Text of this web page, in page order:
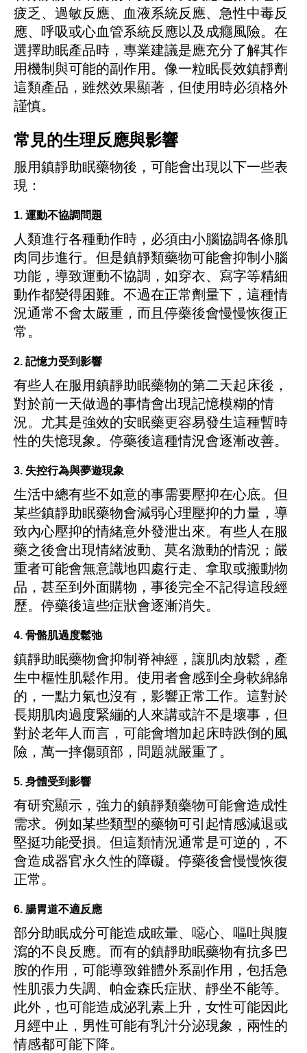
疲乏、過敏反應、血液系統反應、急性中毒反
應、呼吸或心血管系統反應以及成癮風險。在
選擇助眠產品時，專業建議是應充分了解其作
用機制與可能的副作用。像一粒眠長效鎮靜劑
這類產品，雖然效果顯著，但使用時必須格外
謹慎。
常見的生理反應與影響
服用鎮靜助眠藥物後，可能會出現以下一些表
現：
1. 運動不協調問題
人類進行各種動作時，必須由小腦協調各條肌
肉同步進行。但是鎮靜類藥物可能會抑制小腦
功能，導致運動不協調，如穿衣、寫字等精細
動作都變得困難。不過在正常劑量下，這種情
況通常不會太嚴重，而且停藥後會慢慢恢復正
常。
2. 記憶力受到影響
有些人在服用鎮靜助眠藥物的第二天起床後，
對於前一天做過的事情會出現記憶模糊的情
況。尤其是強效的安眠藥更容易發生這種暫時
性的失憶現象。停藥後這種情況會逐漸改善。
3. 失控行為與夢遊現象
生活中總有些不如意的事需要壓抑在心底。但
某些鎮靜助眠藥物會減弱心理壓抑的力量，導
致內心壓抑的情緒意外發泄出來。有些人在服
藥之後會出現情緒波動、莫名激動的情況；嚴
重者可能會無意識地四處行走、拿取或搬動物
品，甚至到外面購物，事後完全不記得這段經
歷。停藥後這些症狀會逐漸消失。
4. 骨骼肌過度鬆弛
鎮靜助眠藥物會抑制脊神經，讓肌肉放鬆，產
生中樞性肌鬆作用。使用者會感到全身軟綿綿
的，一點力氣也沒有，影響正常工作。這對於
長期肌肉過度緊繃的人來講或許不是壞事，但
對於老年人而言，可能會增加起床時跌倒的風
險，萬一摔傷頭部，問題就嚴重了。
5. 身體受到影響
有研究顯示，強力的鎮靜類藥物可能會造成性
需求。例如某些類型的藥物可引起情感減退或
堅挺功能受損。但這類情況通常是可逆的，不
會造成器官永久性的障礙。停藥後會慢慢恢復
正常。
6. 腸胃道不適反應
部分助眠成分可能造成眩暈、噁心、嘔吐與腹
瀉的不良反應。而有的鎮靜助眠藥物有抗多巴
胺的作用，可能導致錐體外系副作用，包括急
性肌張力失調、帕金森氏症狀、靜坐不能等。
此外，也可能造成泌乳素上升，女性可能因此
月經中止，男性可能有乳汁分泌現象，兩性的
情感都可能下降。